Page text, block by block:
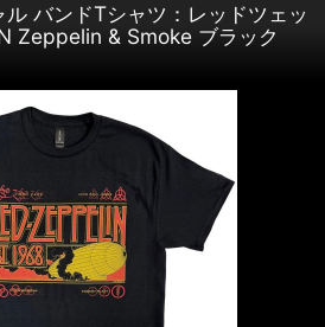
ル バンドTシャツ：レッドツェッ
Zeppelin & Smoke ブラック